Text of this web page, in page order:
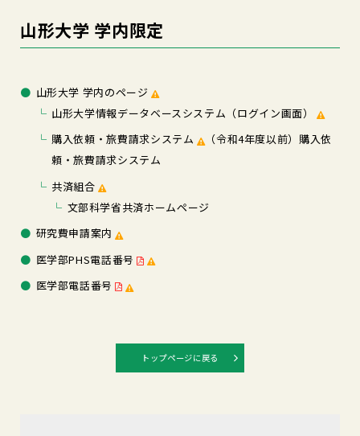
山形大学 学内限定
山形大学 学内のページ
山形大学情報データベースシステム（ログイン画面）
購入依頼・旅費請求システム
（令和4年度以前）購入依
頼・旅費請求システム
共済組合
文部科学省共済ホームページ
研究費申請案内
医学部PHS電話番号
医学部電話番号
トップページに戻る